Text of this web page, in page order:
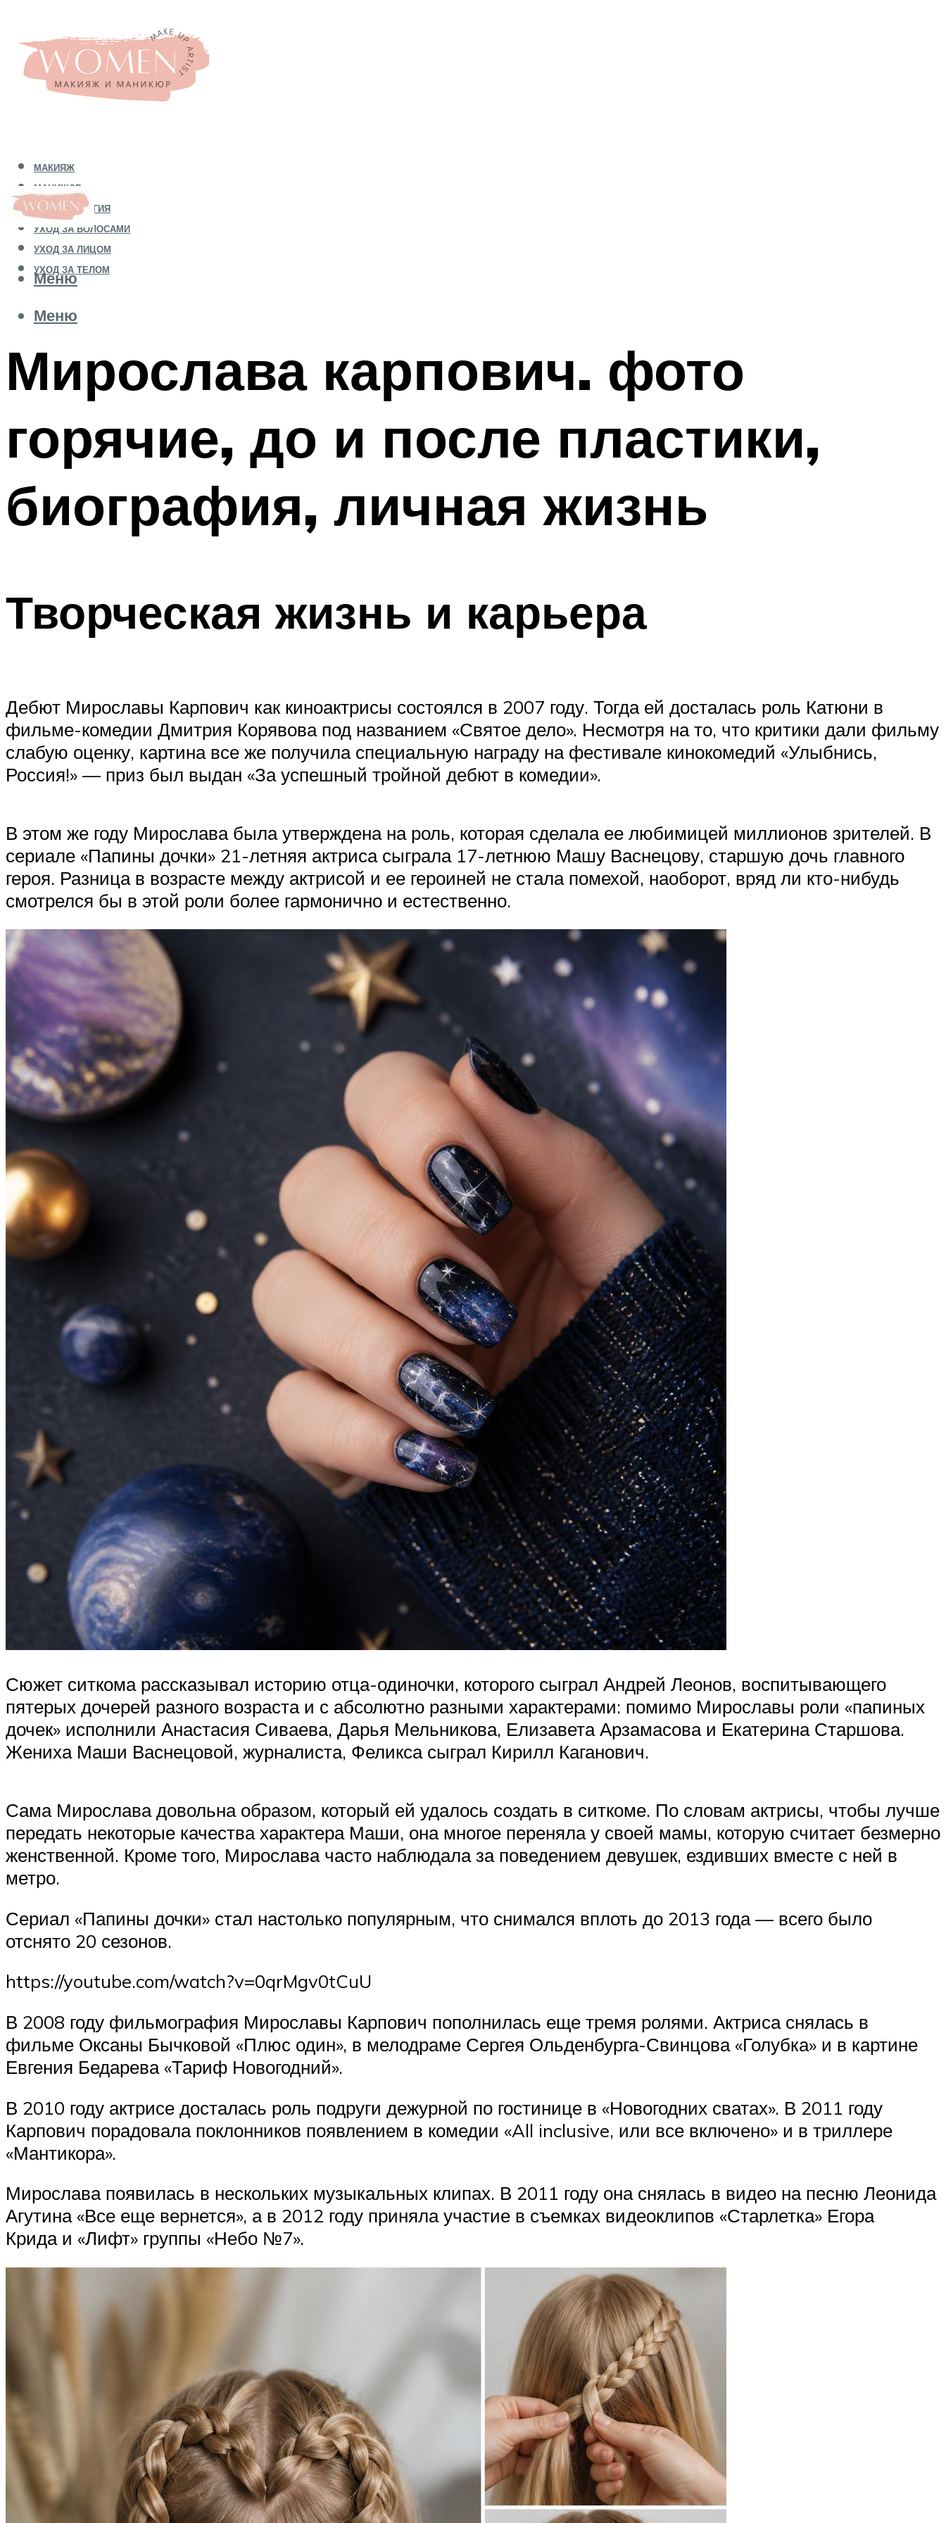
МАКИЯЖ
МАНИКЮР
КОСМЕТОЛОГИЯ
УХОД ЗА ВОЛОСАМИ
УХОД ЗА ЛИЦОМ
УХОД ЗА ТЕЛОМ
Меню
Меню
Мирослава карпович. фото
горячие, до и после пластики,
биография, личная жизнь
Творческая жизнь и карьера
Дебют Мирославы Карпович как киноактрисы состоялся в 2007 году. Тогда ей досталась роль Катюни в
фильме-комедии Дмитрия Корявова под названием «Святое дело». Несмотря на то, что критики дали фильму
слабую оценку, картина все же получила специальную награду на фестивале кинокомедий «Улыбнись,
Россия!» — приз был выдан «За успешный тройной дебют в комедии».
В этом же году Мирослава была утверждена на роль, которая сделала ее любимицей миллионов зрителей. В
сериале «Папины дочки» 21-летняя актриса сыграла 17-летнюю Машу Васнецову, старшую дочь главного
героя. Разница в возрасте между актрисой и ее героиней не стала помехой, наоборот, вряд ли кто-нибудь
смотрелся бы в этой роли более гармонично и естественно.
Сюжет ситкома рассказывал историю отца-одиночки, которого сыграл Андрей Леонов, воспитывающего
пятерых дочерей разного возраста и с абсолютно разными характерами: помимо Мирославы роли «папиных
дочек» исполнили Анастасия Сиваева, Дарья Мельникова, Елизавета Арзамасова и Екатерина Старшова.
Жениха Маши Васнецовой, журналиста, Феликса сыграл Кирилл Каганович.
Сама Мирослава довольна образом, который ей удалось создать в ситкоме. По словам актрисы, чтобы лучше
передать некоторые качества характера Маши, она многое переняла у своей мамы, которую считает безмерно
женственной. Кроме того, Мирослава часто наблюдала за поведением девушек, ездивших вместе с ней в
метро.
Сериал «Папины дочки» стал настолько популярным, что снимался вплоть до 2013 года — всего было
отснято 20 сезонов.
https://youtube.com/watch?v=0qrMgv0tCuU
В 2008 году фильмография Мирославы Карпович пополнилась еще тремя ролями. Актриса снялась в
фильме Оксаны Бычковой «Плюс один», в мелодраме Сергея Ольденбурга-Свинцова «Голубка» и в картине
Евгения Бедарева «Тариф Новогодний».
В 2010 году актрисе досталась роль подруги дежурной по гостинице в «Новогодних сватах». В 2011 году
Карпович порадовала поклонников появлением в комедии «All inclusive, или все включено» и в триллере
«Мантикора».
Мирослава появилась в нескольких музыкальных клипах. В 2011 году она снялась в видео на песню Леонида
Агутина «Все еще вернется», а в 2012 году приняла участие в съемках видеоклипов «Старлетка» Егора
Крида и «Лифт» группы «Небо №7».